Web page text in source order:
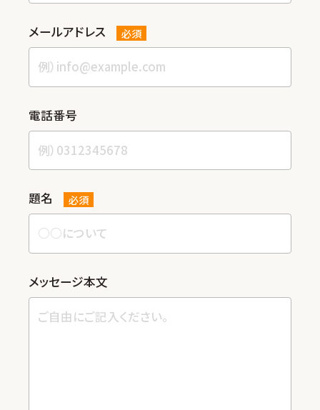
メールアドレス 必須
電話番号
題名 必須
メッセージ本⽂